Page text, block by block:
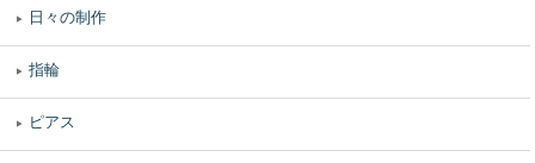
日々の制作
指輪
ピアス